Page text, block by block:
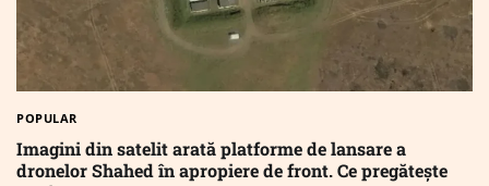
POPULAR
Imagini din satelit arată platforme de lansare a
dronelor Shahed în apropiere de front. Ce pregătește